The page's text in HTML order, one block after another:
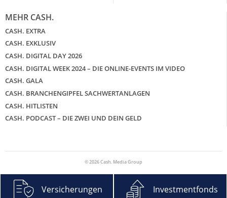
MEHR CASH.
CASH. EXTRA
CASH. EXKLUSIV
CASH. DIGITAL DAY 2026
CASH. DIGITAL WEEK 2024 – DIE ONLINE-EVENTS IM VIDEO
CASH. GALA
CASH. BRANCHENGIPFEL SACHWERTANLAGEN
CASH. HITLISTEN
CASH. PODCAST – DIE ZWEI UND DEIN GELD
© 2026 Cash. Media Group
Versicherungen Investmentfonds